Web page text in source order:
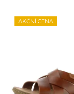
AKČNÍ CENA